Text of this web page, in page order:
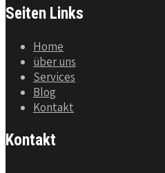
Seiten Links
Home
über uns
Services
Blog
Kontakt
Kontakt